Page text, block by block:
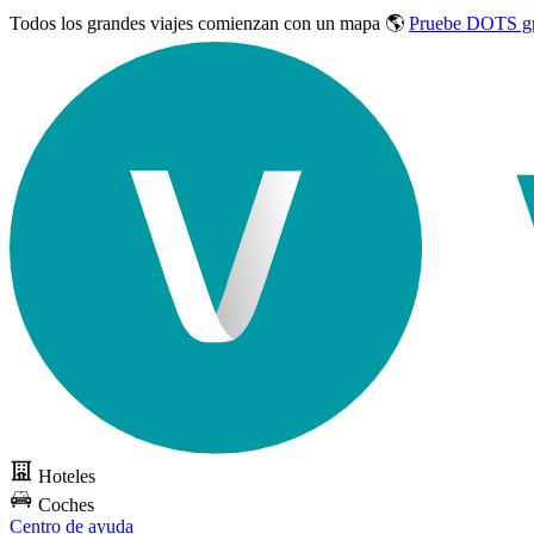
Todos los grandes viajes comienzan con un mapa 🌎 Pruebe DOTS
Hoteles
Coches
Centro de ayuda